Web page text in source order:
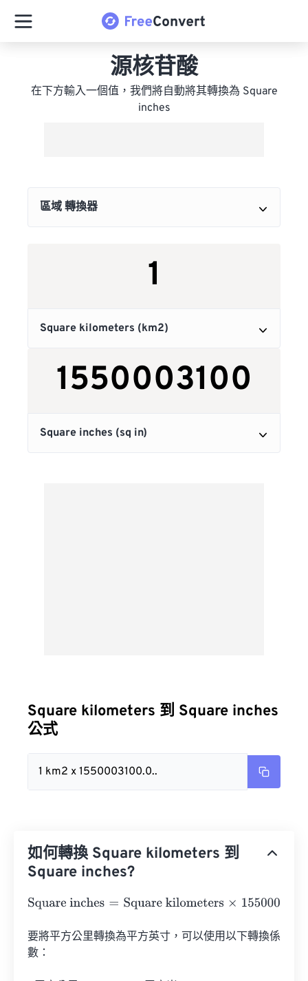
源核苷酸
在下方輸入一個值，我們將自動將其轉換為 Square
inches
Square kilometers 到 Square inches
公式
1 km2 x 1550003100.0..
如何轉換 Square kilometers 到
Square inches?
Square inches= Square kilometers×1550003100.0062
要將平方公里轉換為平方英寸，可以使用以下轉換係
數：